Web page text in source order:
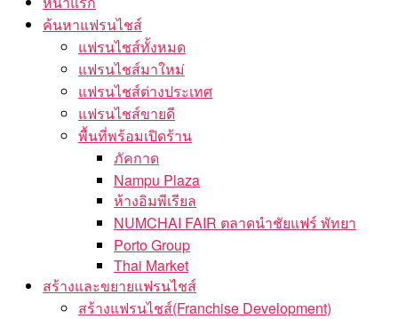
ค้นหาแฟรนไชส์
แฟรนไชส์ทั้งหมด
แฟรนไชส์มาใหม่
แฟรนไชส์ต่างประเทศ
แฟรนไชส์ขายดี
พื้นที่พร้อมเปิดร้าน
ภัคกาด
Nampu Plaza
ห้างอิมพีเรียล
NUMCHAI FAIR ตลาดนำชัยแฟร์ พัทยา
Porto Group
Thai Market
สร้างและขยายแฟรนไชส์
สร้างแฟรนไชส์(Franchise Development)